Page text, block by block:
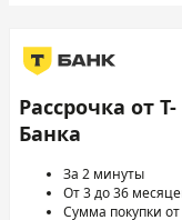
Рассрочка от Т-
Банка
За 2 минуты
От 3 до 36
Сумма покупки